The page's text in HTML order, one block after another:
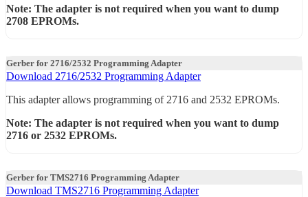
Note: The adapter is not required when you want to dump
2708 EPROMs.
Gerber for 2716/2532 Programming Adapter
Download 2716/2532 Programming Adapter
This adapter allows programming of 2716 and 2532 EPROMs.
Note: The adapter is not required when you want to dump
2716 or 2532 EPROMs.
Gerber for TMS2716 Programming Adapter
Download TMS2716 Programming Adapter